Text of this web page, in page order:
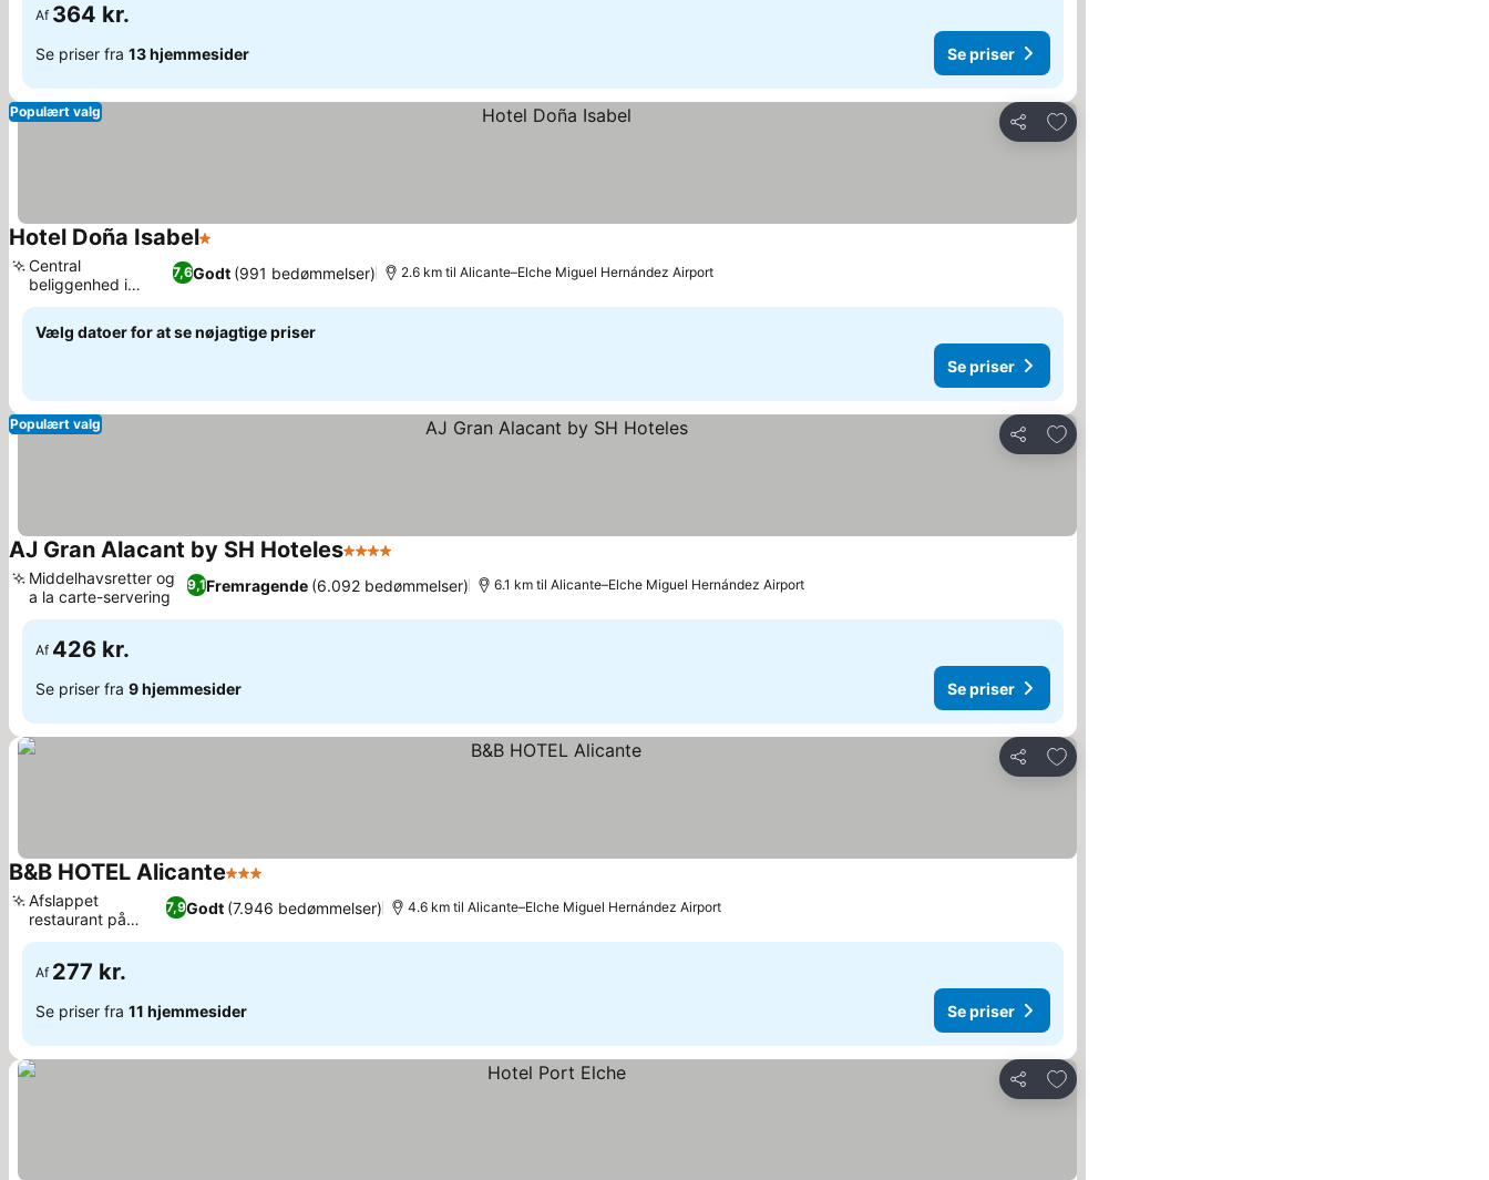
Af 364 kr.
Se priser fra 13 hjemmesider Se priser
Del
Føj til favoritter
Populært valg
Hotel Doña Isabel1 Stjerner
7,6Godt (991 bedømmelser)
Central
beliggenhed i
Torrellano
2.6 km til Alicante–Elche Miguel Hernández Airport
Vælg datoer for at se nøjagtige priser
Se priser
Del
Føj til favoritter
Populært valg
AJ Gran Alacant by SH Hoteles4 Stjerner
9,1Fremragende (6.092 bedømmelser)
Middelhavsretter og
a la carte-servering
6.1 km til Alicante–Elche Miguel Hernández Airport
Af 426 kr.
Se priser fra 9 hjemmesider Se priser
Del
Føj til favoritter
B&B HOTEL Alicante3 Stjerner
7,9Godt (7.946 bedømmelser)
Afslappet
restaurant på
stedet
4.6 km til Alicante–Elche Miguel Hernández Airport
Af 277 kr.
Se priser fra 11 hjemmesider Se priser
Del
Føj til favoritter